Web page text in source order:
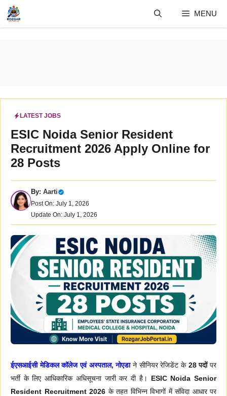
Skip
MENU
LATEST JOBS
ESIC Noida Senior Resident
Recruitment 2026 Apply Online for
28 Posts
By: Aarti
Post On: July 1, 2026
Update On: July 1, 2026
ईएसआईसी मेडिकल कॉलेज एवं अस्पताल, नोएडाने सीनियर रेजिडेंट के 28 पदोंपर
भर्ती के लिए आधिकारिक अधिसूचना जारी कर दी है। ESIC Noida Senior
Resident Recruitment 2026 के तहत विभिन्न विभागों में संविदा आधार पर